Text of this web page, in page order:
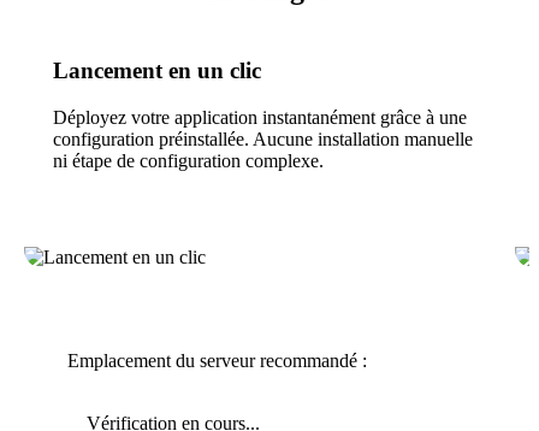
Lancement en un clic
Déployez votre application instantanément grâce à une
configuration préinstallée. Aucune installation manuelle
ni étape de configuration complexe.
Emplacement du serveur recommandé :
Vérification en cours...